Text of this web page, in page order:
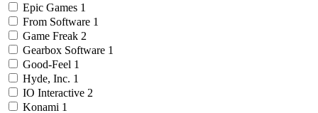
Epic Games 1
From Software 1
Game Freak 2
Gearbox Software 1
Good-Feel 1
Hyde, Inc. 1
IO Interactive 2
Konami 1